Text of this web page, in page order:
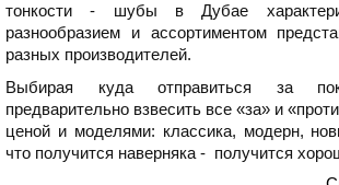
тонкости - шубы в Дубае
разнообразием и ассортиментом
разных производителей.
Выбирая куда отправиться за
предварительно взвесить все «за» и
ценой и моделями: классика, модерн,
что получится наверняка - получится